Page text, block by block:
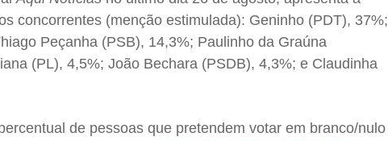
concorrentes (menção estimulada): Geninho (PDT), 37%;
Peçanha (PSB), 14,3%; Paulinho da Graúna
(PL), 4,5%; João Bechara (PSDB), 4,3%; e Claudinha
de pessoas que pretendem votar em branco/nulo